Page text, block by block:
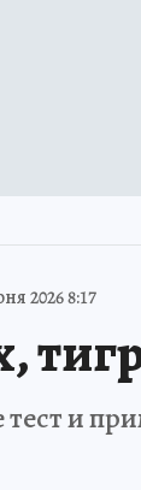
2026 8:17
и